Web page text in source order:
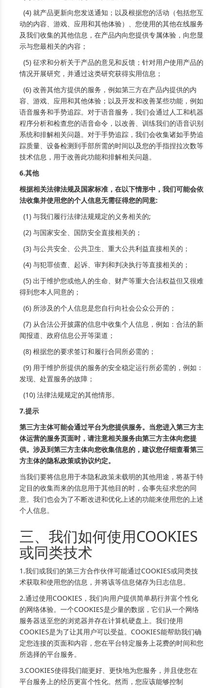
(4) 就产品更新向您发送通知；以及根据您的活动（包括您互
动的内容、游戏、应用和其他体验）、您使用的其他在线服务
及我们收集的其他信息，在产品内向您提供专属体验，向您显
示与您最相关的内容；
(5) 征求和分析关于产品的意见和反馈；针对用户使用产品的
情况开展研究，并通过这类研究获得实用信息；
(6) 改善其他方提供的服务，例如第三方在产品内提供的内
容、游戏、应用和其他体验；以及开发和改善某些功能，例如
语音服务和手势追踪。对于语音服务，我们会通过人工和机器
程序分析和检查您的语音命令，以改善、训练我们的语音识别
系统和排解相关问题。对于手势追踪，我们会收集诸如手势追
踪质量、设备检测到手部所需的时间以及您的手指捏拉次数等
技术信息，用于改善此功能和排解相关问题。
6.其他
根据相关法律法规及国家标准，在以下情形中，我们可能会依
法收集并使用您的个人信息无需征得您的同意:
(1) 与我们履行法律法规规定的义务相关的;
(2) 与国家安全、国防安全直接相关的；
(3) 与公共安全、公共卫生、重大公共利益直接相关的；
(4) 与犯罪侦查、起诉、审判和判决执行等直接相关的；
(5) 出于维护您或他人的生命、财产等重大合法权益但又很难
得到您本人同意的；
(6) 所涉及的个人信息是您自行向社会公众公开的；
(7) 从合法公开披露的信息中收集个人信息，例如：合法的新
闻报道、政府信息公开等渠道；
(8) 根据您的要求签订和履行合同所必需的；
(9) 用于维护所提供的服务的安全稳定运行所必需的，例如：
发现、处置服务的故障；
(10) 法律法规规定的其他情形。
7.提示
第三方主体可能会通过平台为您提供服务。当您进入第三方主
体运营的服务页面时，请注意相关服务由第三方主体向您提
供。涉及到第三方主体向您收集信息的，建议您仔细查看第三
方主体的隐私政策或协议约定。
当我们要将信息用于本隐私政策未载明的其他用途，将基于特
定目的收集而来的信息用于其他目的时，会事先征求您的同
意。我们也会为了不断改进和优化上述的功能来使用您的上述
个人信息。
三、我们如何使用COOKIES
或同类技术
1.我们或我们的第三方合作伙伴可能通过COOKIES或同类技
术获取和使用您的信息，并将该等信息储存为日志信息。
2.通过使用COOKIES，我们向用户提供简单易行并富个性化
的网络体验。一个COOKIES是少量的数据，它们从一个网络
服务器送至您的浏览器并存在计算机硬盘上。我们使用
COOKIES是为了让其用户可以受益。COOKIES能帮助我们确
定您连接的页面和内容，您在平台特定服务上花费的时间和您
所选择的平台服务。
3.COOKIES使得我们能更好、更快地为您服务，并且使您在
平台服务上的经历更富个性化。然而，您应该能够控制